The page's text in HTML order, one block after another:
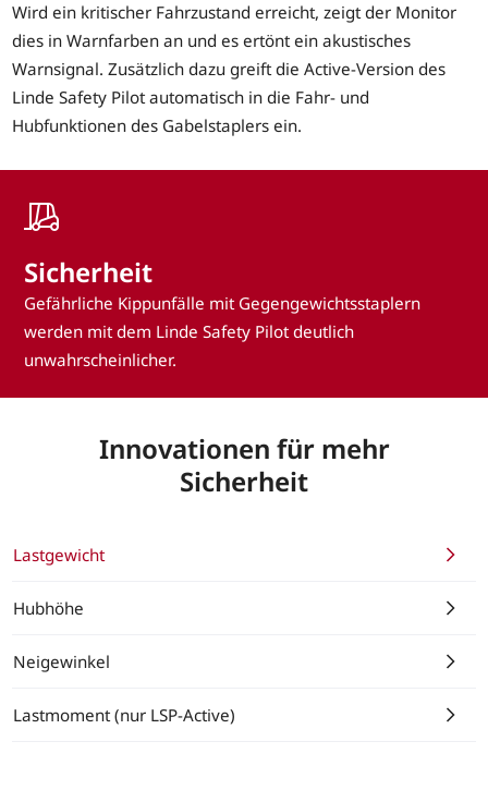
Wird ein kritischer Fahrzustand erreicht, zeigt der Monitor
dies in Warnfarben an und es ertönt ein akustisches
Warnsignal. Zusätzlich dazu greift die Active-Version des
Linde Safety Pilot automatisch in die Fahr- und
Hubfunktionen des Gabelstaplers ein.
Sicherheit
Gefährliche Kippunfälle mit Gegengewichtsstaplern
werden mit dem Linde Safety Pilot deutlich
unwahrscheinlicher.
Innovationen für mehr
Sicherheit
Lastgewicht
Hubhöhe
Neigewinkel
Lastmoment (nur LSP-Active)